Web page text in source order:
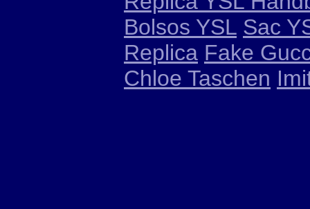
Bolsos YSL Sac
Replica Fake
Chloe Taschen